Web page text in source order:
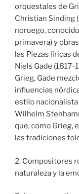
orquestales de
Christian Sinding
noruego,
primavera) y
las Piezas líricas
Niels Gade
Grieg, Gade
influencias
estilo nacionalista
Wilhelm
que, como Grieg,
las tradiciones
2. Compositores
naturaleza y la